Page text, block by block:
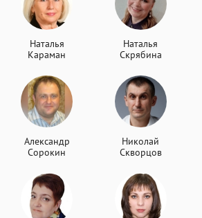
Наталья
Караман
Наталья
Скрябина
Александр
Сорокин
Николай
Скворцов